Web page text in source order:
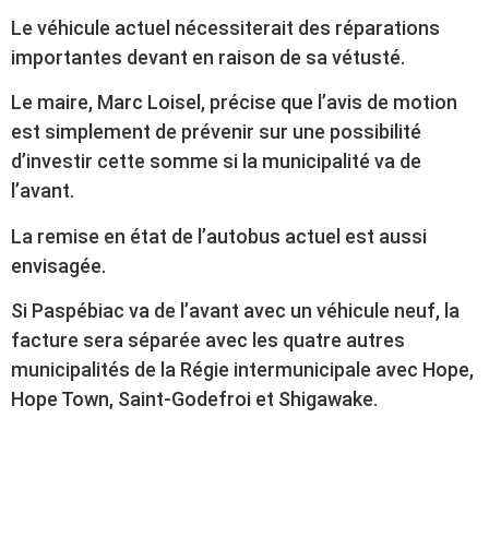
Le véhicule actuel nécessiterait des réparations
importantes devant en raison de sa vétusté.
Le maire, Marc Loisel, précise que l’avis de motion
est simplement de prévenir sur une possibilité
d’investir cette somme si la municipalité va de
l’avant.
La remise en état de l’autobus actuel est aussi
envisagée.
Si Paspébiac va de l’avant avec un véhicule neuf, la
facture sera séparée avec les quatre autres
municipalités de la Régie intermunicipale avec Hope,
Hope Town, Saint-Godefroi et Shigawake.